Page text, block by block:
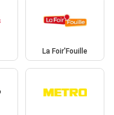
La Foir'Fouille